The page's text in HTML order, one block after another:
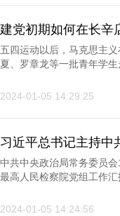
建党初期如何在长辛
五四运动以后，马克思主
夏、罗章龙等一批青年学
2024-01-05 14:29:25
习近平总书记主持中
中共中央政治局常务委员
最高人民检察院党组工作汇
2024-01-05 14:24:56